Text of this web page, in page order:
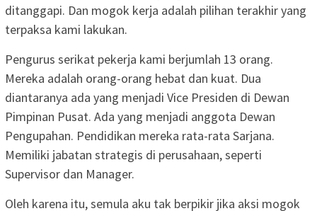
ditanggapi. Dan mogok kerja adalah pilihan terakhir yang
terpaksa kami lakukan.
Pengurus serikat pekerja kami berjumlah 13 orang.
Mereka adalah orang-orang hebat dan kuat. Dua
diantaranya ada yang menjadi Vice Presiden di Dewan
Pimpinan Pusat. Ada yang menjadi anggota Dewan
Pengupahan. Pendidikan mereka rata-rata Sarjana.
Memiliki jabatan strategis di perusahaan, seperti
Supervisor dan Manager.
Oleh karena itu, semula aku tak berpikir jika aksi mogok